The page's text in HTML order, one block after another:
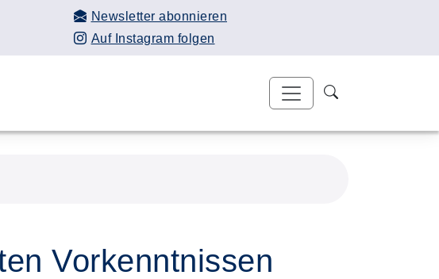
Newsletter abonnieren
Auf Instagram folgen
Vorkenntnissen